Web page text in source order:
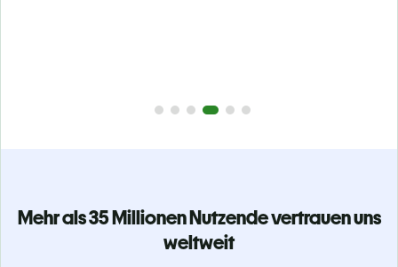
Mehr als 35 Millionen Nutzende vertrauen uns
weltweit